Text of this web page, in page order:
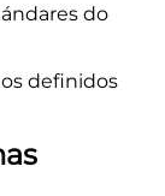
do
definidos